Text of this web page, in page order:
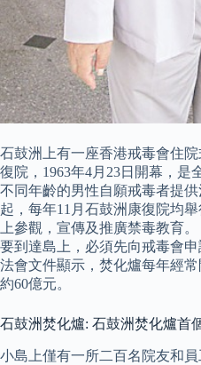
石鼓洲上有一座香港戒毒會住
復院，1963年4月23日開幕，是
不同年齡的男性自願戒毒者提
起，每年11月石鼓洲康復院均
上參觀，宣傳及推廣禁毒教育
要到達島上，必須先向戒毒會
法會文件顯示，焚化爐每年經
約60億元。
石鼓洲焚化爐: 石鼓洲焚化爐首
小島上僅有一所二百名院友和